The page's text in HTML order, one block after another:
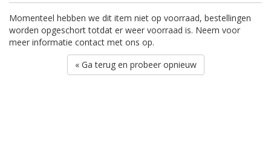
Momenteel hebben we dit item niet op voorraad, bestellingen
worden opgeschort totdat er weer voorraad is. Neem voor
meer informatie contact met ons op.
« Ga terug en probeer opnieuw